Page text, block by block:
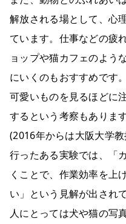
解放される場として、心
ています。仕事などの疲
ョップや猫カフェのよう
にいくのもおすすめです。
可愛いものを見るほどに
するという考察もありま
(2016年からは大阪大学
行ったある実験では、「
くことで、作業効率を上
い」という見解が出され
人にとっては犬や猫の写